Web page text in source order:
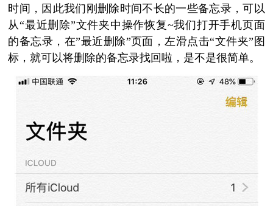
时间，因此我们刚删除时间不长的一些备忘录，可以
从“最近删除”文件夹中操作恢复~我们打开手机页面
的备忘录，在”最近删除”页面，左滑点击“文件夹”图
标，就可以将删除的备忘录找回啦，是不是很简单。